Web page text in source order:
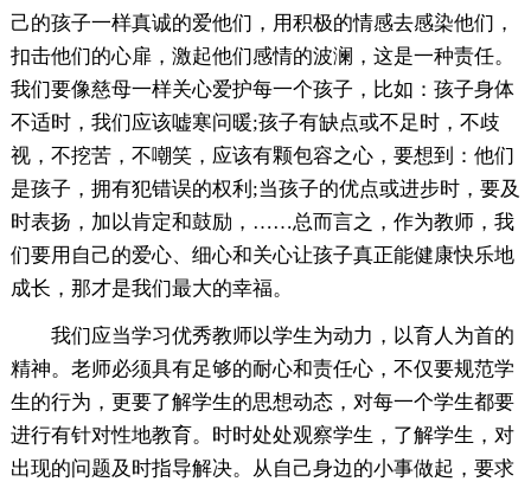
己的孩子一样真诚的爱他们，用积极的情感去感染他们，
扣击他们的心扉，激起他们感情的波澜，这是一种责任。
我们要像慈母一样关心爱护每一个孩子，比如：孩子身体
不适时，我们应该嘘寒问暖;孩子有缺点或不足时，不歧
视，不挖苦，不嘲笑，应该有颗包容之心，要想到：他们
是孩子，拥有犯错误的权利;当孩子的优点或进步时，要及
时表扬，加以肯定和鼓励，……总而言之，作为教师，我
们要用自己的爱心、细心和关心让孩子真正能健康快乐地
成长，那才是我们最大的幸福。
我们应当学习优秀教师以学生为动力，以育人为首的
精神。老师必须具有足够的耐心和责任心，不仅要规范学
生的行为，更要了解学生的思想动态，对每一个学生都要
进行有针对性地教育。时时处处观察学生，了解学生，对
出现的问题及时指导解决。从自己身边的小事做起，要求